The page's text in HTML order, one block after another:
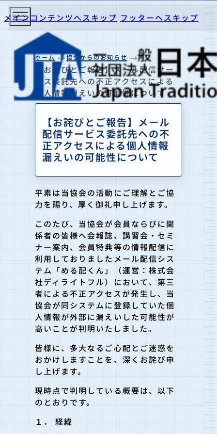
メインコンテンツへスキップ フッターへスキップ
ホーム 協会からのお知らせ
【お詫びとご報告】メール配信サー
ビス委託先への不正アクセスによる
個人情報漏えいの可能性について
【お詫びとご報告】メール
配信サービス委託先への不
正アクセスによる個人情報
漏えいの可能性について
平素は当協会の活動にご理解とご協
力を賜り、厚く御礼申し上げます。
このたび、当協会が会員ならびに関
係者の皆様へ会報誌、講習会・セミ
ナー案内、会員特典等の情報配信に
利用しておりましたメール配信シス
テム「める配くん」（運営：株式会
社ディライトフル）において、第三
者による不正アクセスが発生し、当
協会が同システムに登録していた個
人情報が外部に漏えいした可能性が
高いことが判明いたしました。
皆様に、多大なるご心配とご迷惑を
おかけしますことを、深くお詫び申
し上げます。
現時点で判明している概要は、以下
のとおりです。
１． 経緯